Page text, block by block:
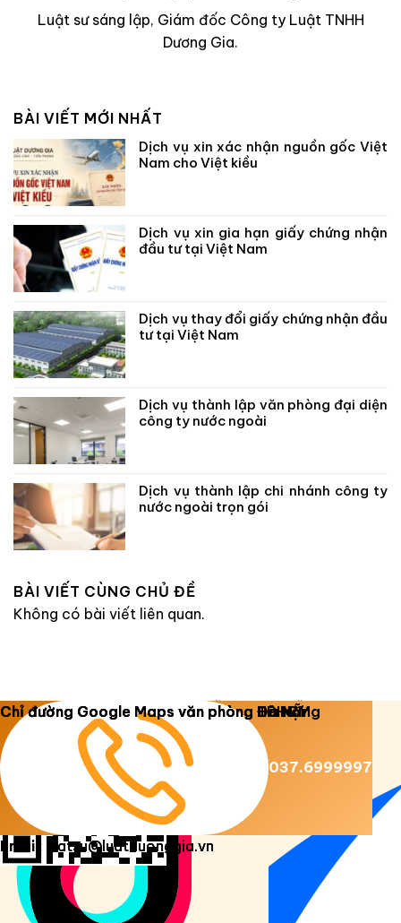
Luật sư sáng lập, Giám đốc Công ty Luật TNHH
Dương Gia.
BÀI VIẾT MỚI NHẤT
Dịch vụ xin xác nhận nguồn gốc Việt
Nam cho Việt kiều
Dịch vụ xin gia hạn giấy chứng nhận
đầu tư tại Việt Nam
Dịch vụ thay đổi giấy chứng nhận đầu
tư tại Việt Nam
Dịch vụ thành lập văn phòng đại diện
công ty nước ngoài
Dịch vụ thành lập chi nhánh công ty
nước ngoài trọn gói
BÀI VIẾT CÙNG CHỦ ĐỀ
Không có bài viết liên quan.
Copyright 2026 © Luật Dương Gia